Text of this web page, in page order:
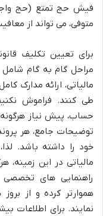
فیش حج تمتع (حج
متوفی، می تواند از
برای تعیین تکلیف
مراحل گام به گام شامل
مالیاتی، ارائه مدارک
طی کنند. فراموش
حساب، پیش نیاز
توضیحات جامع، هر
خود را داشته باشد.
مالیاتی در این زمینه،
راهنمایی های تخصصی
هموارتر کرده و از
نمایند. برای اطلاعات